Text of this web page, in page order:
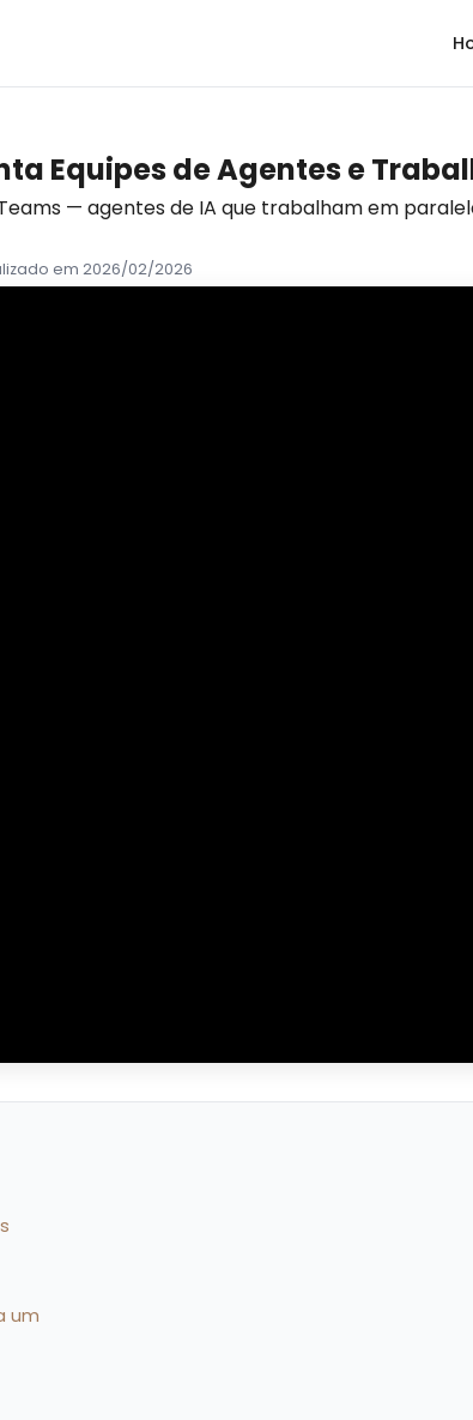
Equipes de Agentes e
— agentes de IA que trabalham em
em 2026/02/2026
um